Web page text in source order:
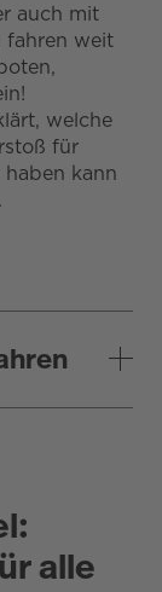
auch mit
fahren weit
welche
für
kann
alle